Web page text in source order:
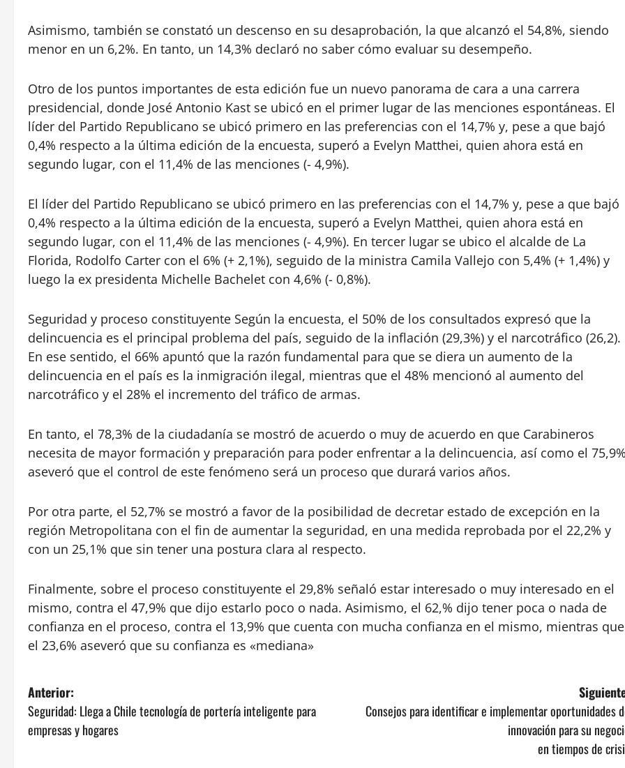
Asimismo, también se constató un descenso en su desaprobación, la que alcanzó el 54,8%, siendo
menor en un 6,2%. En tanto, un 14,3% declaró no saber cómo evaluar su desempeño.
Otro de los puntos importantes de esta edición fue un nuevo panorama de cara a una carrera
presidencial, donde José Antonio Kast se ubicó en el primer lugar de las menciones espontáneas. El
líder del Partido Republicano se ubicó primero en las preferencias con el 14,7% y, pese a que bajó
0,4% respecto a la última edición de la encuesta, superó a Evelyn Matthei, quien ahora está en
segundo lugar, con el 11,4% de las menciones (- 4,9%).
El líder del Partido Republicano se ubicó primero en las preferencias con el 14,7% y, pese a que bajó
0,4% respecto a la última edición de la encuesta, superó a Evelyn Matthei, quien ahora está en
segundo lugar, con el 11,4% de las menciones (- 4,9%). En tercer lugar se ubico el alcalde de La
Florida, Rodolfo Carter con el 6% (+ 2,1%), seguido de la ministra Camila Vallejo con 5,4% (+ 1,4%) y
luego la ex presidenta Michelle Bachelet con 4,6% (- 0,8%).
Seguridad y proceso constituyente Según la encuesta, el 50% de los consultados expresó que la
delincuencia es el principal problema del país, seguido de la inflación (29,3%) y el narcotráfico (26,2).
En ese sentido, el 66% apuntó que la razón fundamental para que se diera un aumento de la
delincuencia en el país es la inmigración ilegal, mientras que el 48% mencionó al aumento del
narcotráfico y el 28% el incremento del tráfico de armas.
En tanto, el 78,3% de la ciudadanía se mostró de acuerdo o muy de acuerdo en que Carabineros
necesita de mayor formación y preparación para poder enfrentar a la delincuencia, así como el
aseveró que el control de este fenómeno será un proceso que durará varios años.
Por otra parte, el 52,7% se mostró a favor de la posibilidad de decretar estado de excepción en la
región Metropolitana con el fin de aumentar la seguridad, en una medida reprobada por el 22,2% y
con un 25,1% que sin tener una postura clara al respecto.
Finalmente, sobre el proceso constituyente el 29,8% señaló estar interesado o muy interesado en el
mismo, contra el 47,9% que dijo estarlo poco o nada. Asimismo, el 62,% dijo tener poca o nada de
confianza en el proceso, contra el 13,9% que cuenta con mucha confianza en el mismo, mientras que
el 23,6% aseveró que su confianza es «mediana»
N
a
Anterior:
Seguridad: Llega a Chile tecnología de portería inteligente para
empresas y hogares
Consejos para identificar e implementar oportunidades
innovación para su
en tiempos de